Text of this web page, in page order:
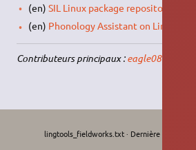
(en) SIL Linux package repository for
(en) Phonology Assistant on Linux with
Contributeurs principaux :eagle08.
lingtools_fieldworks.txt· Dernière